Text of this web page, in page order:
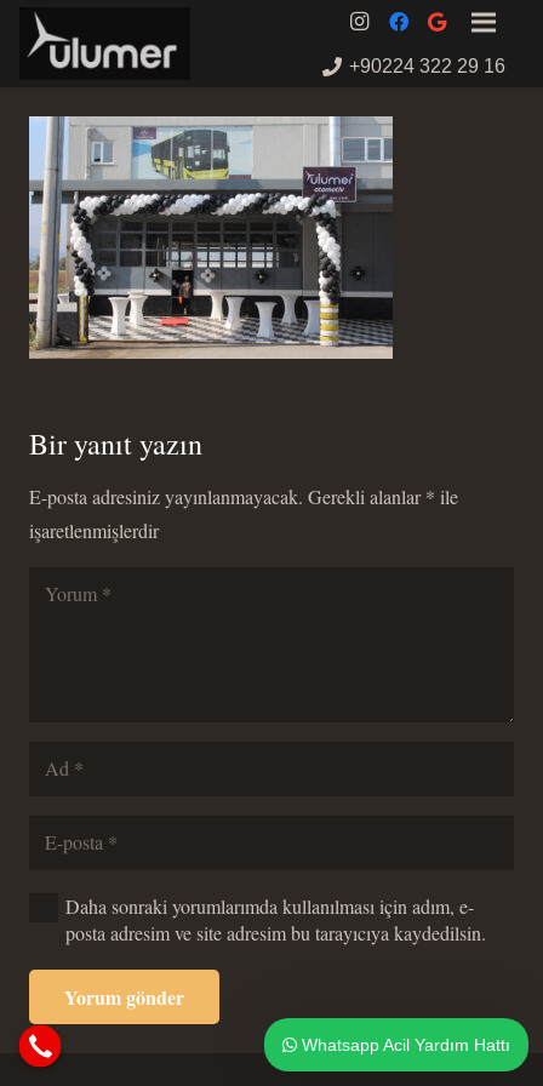
+90224 322 29 16
Bir yanıt yazın
E-posta adresiniz yayınlanmayacak. Gerekli alanlar* ile
işaretlenmişlerdir
Daha sonraki yorumlarımda kullanılması için adım, e-
posta adresim ve site adresim bu tarayıcıya kaydedilsin.
Yorum gönder
Whatsapp Acil Yardım Hattı